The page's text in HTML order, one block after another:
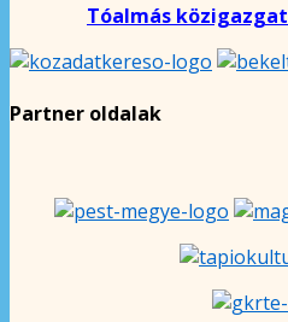
Tóalmás
Partner oldalak